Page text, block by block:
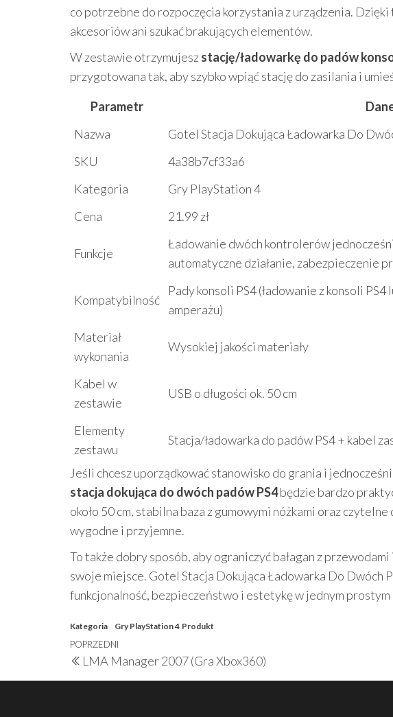
co potrzebne do rozpoczęcia korzystania z urządzenia.
akcesoriów ani szukać brakujących elementów.
W zestawie otrzymujeszstację/ładowarkę do padów
przygotowana tak, aby szybko wpiąć stację do zasilania i
Parametr
Nazwa
Gotel Stacja Dokująca Ładowarka Do
SKU
4a38b7cf33a6
Kategoria
Gry PlayStation 4
Cena
21.99 zł
Funkcje
Ładowanie dwóch kontrolerów
automatyczne działanie, zabezpieczenie
Kompatybilność
Pady konsoli PS4 (ładowanie z konsoli
amperażu)
Materiał
wykonania
Wysokiej jakości materiały
Kabel w
zestawie
USB o długości ok. 50 cm
Elementy
zestawu
Stacja/ładowarka do padów PS4 + kabel
Jeśli chcesz uporządkować stanowisko do grania i
stacja dokująca do dwóch padów PS4będzie bardzo
około 50 cm, stabilna baza z gumowymi nóżkami oraz
wygodne i przyjemne.
To także dobry sposób, aby ograniczyć bałagan z
swoje miejsce. Gotel Stacja Dokująca Ładowarka Do Dwóch
funkcjonalność, bezpieczeństwo i estetykę w jednym prostym
Kategoria Gry PlayStation 4 Produkt
Nawigacja
wpisu
Poprzedni
wpis
POPRZEDNI
LMA Manager 2007 (Gra Xbox360)